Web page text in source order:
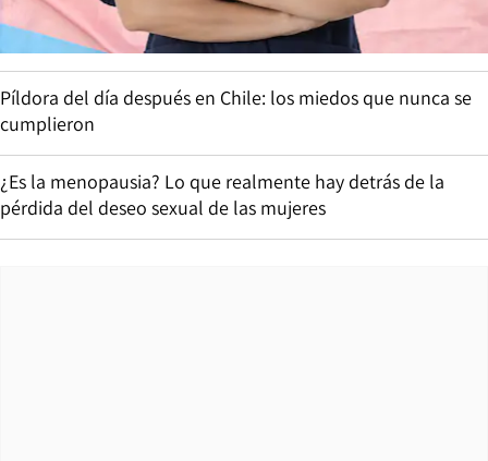
Píldora del día después en Chile: los miedos que nunca se
cumplieron
¿Es la menopausia? Lo que realmente hay detrás de la
pérdida del deseo sexual de las mujeres